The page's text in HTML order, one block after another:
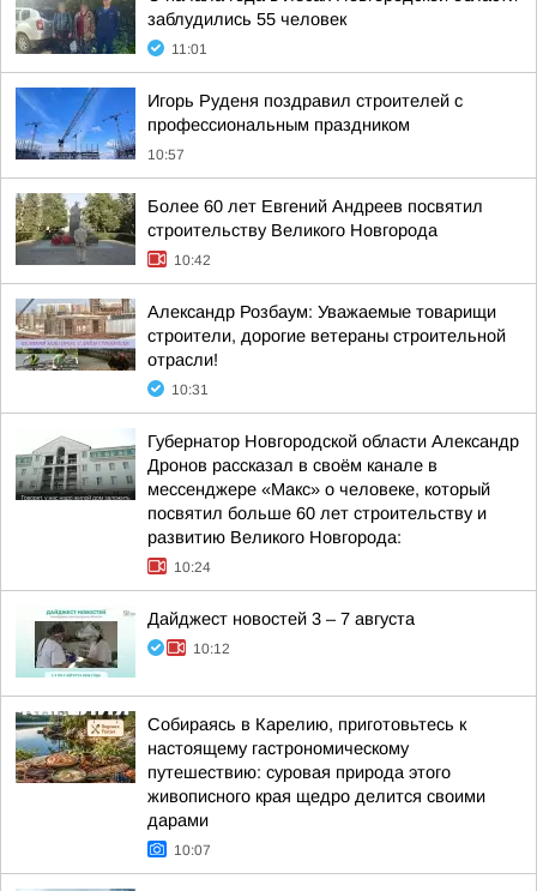
заблудились 55 человек
11:01
Игорь Руденя поздравил строителей с
профессиональным праздником
10:57
Более 60 лет Евгений Андреев посвятил
строительству Великого Новгорода
10:42
Александр Розбаум: Уважаемые товарищи
строители, дорогие ветераны строительной
отрасли!
10:31
Губернатор Новгородской области Александр
Дронов рассказал в своём канале в
мессенджере «Макс» о человеке, который
посвятил больше 60 лет строительству и
развитию Великого Новгорода:
10:24
Дайджест новостей 3 – 7 августа
10:12
Собираясь в Карелию, приготовьтесь к
настоящему гастрономическому
путешествию: суровая природа этого
живописного края щедро делится своими
дарами
10:07